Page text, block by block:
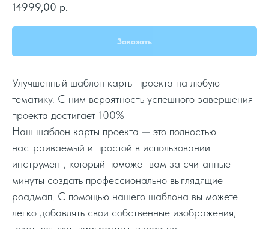
14999,00 р.
Заказать
Улучшенный шаблон карты проекта на любую
тематику. С ним вероятность успешного завершения
проекта достигает 100%
Наш шаблон карты проекта — это полностью
настраиваемый и простой в использовании
инструмент, который поможет вам за считанные
минуты создать профессионально выглядящие
роадмап. С помощью нашего шаблона вы можете
легко добавлять свои собственные изображения,